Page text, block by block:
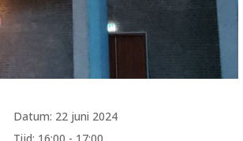
Datum: 22 juni 2024
Tijd: 16:00 - 17:00